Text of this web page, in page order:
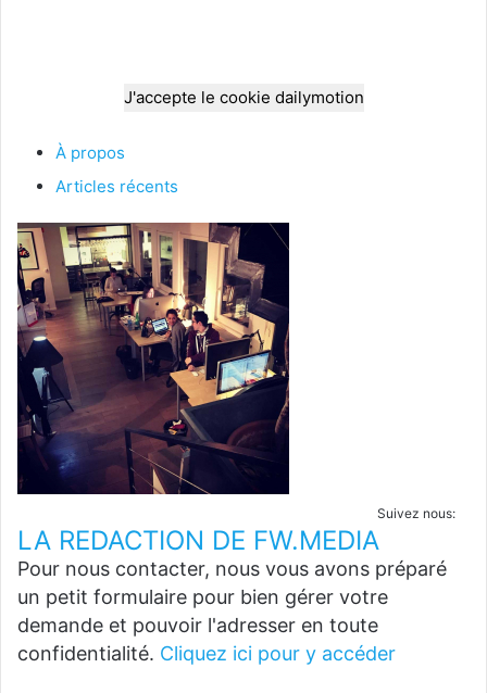
J'accepte le cookie dailymotion
À propos
Articles récents
Suivez nous:
LA REDACTION DE FW.MEDIA
Pour nous contacter, nous vous avons préparé
un petit formulaire pour bien gérer votre
demande et pouvoir l'adresser en toute
confidentialité. Cliquez ici pour y accéder